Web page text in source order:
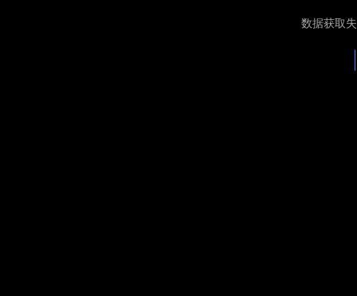
数据获取